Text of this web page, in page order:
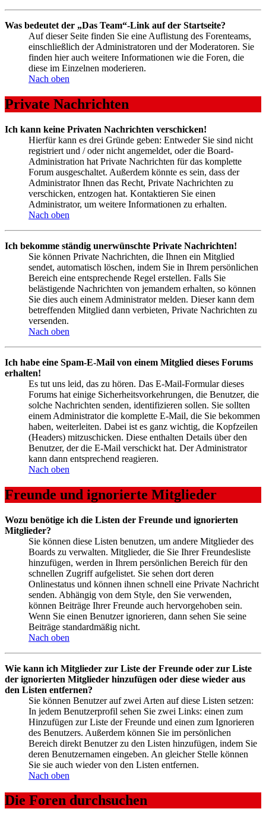
Was bedeutet der „Das Team“-Link auf der Startseite?
Auf dieser Seite finden Sie eine Auflistung des Forenteams,
einschließlich der Administratoren und der Moderatoren. Sie
finden hier auch weitere Informationen wie die Foren, die
diese im Einzelnen moderieren.
Nach oben
Private Nachrichten
Ich kann keine Privaten Nachrichten verschicken!
Hierfür kann es drei Gründe geben: Entweder Sie sind nicht
registriert und / oder nicht angemeldet, oder die Board-
Administration hat Private Nachrichten für das komplette
Forum ausgeschaltet. Außerdem könnte es sein, dass der
Administrator Ihnen das Recht, Private Nachrichten zu
verschicken, entzogen hat. Kontaktieren Sie einen
Administrator, um weitere Informationen zu erhalten.
Nach oben
Ich bekomme ständig unerwünschte Private Nachrichten!
Sie können Private Nachrichten, die Ihnen ein Mitglied
sendet, automatisch löschen, indem Sie in Ihrem persönlichen
Bereich eine entsprechende Regel erstellen. Falls Sie
belästigende Nachrichten von jemandem erhalten, so können
Sie dies auch einem Administrator melden. Dieser kann dem
betreffenden Mitglied dann verbieten, Private Nachrichten zu
versenden.
Nach oben
Ich habe eine Spam-E-Mail von einem Mitglied dieses Forums
erhalten!
Es tut uns leid, das zu hören. Das E-Mail-Formular dieses
Forums hat einige Sicherheitsvorkehrungen, die Benutzer, die
solche Nachrichten senden, identifizieren sollen. Sie sollten
einem Administrator die komplette E-Mail, die Sie bekommen
haben, weiterleiten. Dabei ist es ganz wichtig, die Kopfzeilen
(Headers) mitzuschicken. Diese enthalten Details über den
Benutzer, der die E-Mail verschickt hat. Der Administrator
kann dann entsprechend reagieren.
Nach oben
Freunde und ignorierte Mitglieder
Wozu benötige ich die Listen der Freunde und ignorierten
Mitglieder?
Sie können diese Listen benutzen, um andere Mitglieder des
Boards zu verwalten. Mitglieder, die Sie Ihrer Freundesliste
hinzufügen, werden in Ihrem persönlichen Bereich für den
schnellen Zugriff aufgelistet. Sie sehen dort deren
Onlinestatus und können ihnen schnell eine Private Nachricht
senden. Abhängig von dem Style, den Sie verwenden,
können Beiträge Ihrer Freunde auch hervorgehoben sein.
Wenn Sie einen Benutzer ignorieren, dann sehen Sie seine
Beiträge standardmäßig nicht.
Nach oben
Wie kann ich Mitglieder zur Liste der Freunde oder zur Liste
der ignorierten Mitglieder hinzufügen oder diese wieder aus
den Listen entfernen?
Sie können Benutzer auf zwei Arten auf diese Listen setzen:
In jedem Benutzerprofil sehen Sie zwei Links: einen zum
Hinzufügen zur Liste der Freunde und einen zum Ignorieren
des Benutzers. Außerdem können Sie im persönlichen
Bereich direkt Benutzer zu den Listen hinzufügen, indem Sie
deren Benutzernamen eingeben. An gleicher Stelle können
Sie sie auch wieder von den Listen entfernen.
Nach oben
Die Foren durchsuchen